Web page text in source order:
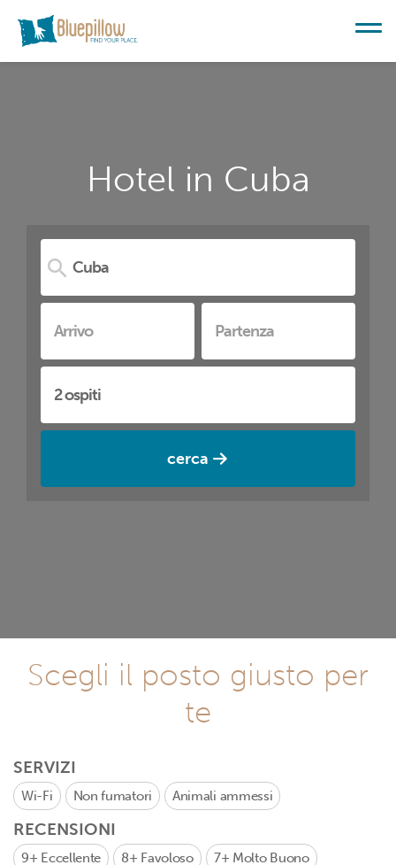
Hotel in Cuba
cerca
Scegli il posto giusto per
te
SERVIZI
Wi-Fi Non fumatori Animali ammessi
RECENSIONI
9+ Eccellente 8+ Favoloso 7+ Molto Buono